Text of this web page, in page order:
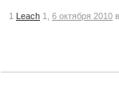
1 Leach 1, 6 октября 2010